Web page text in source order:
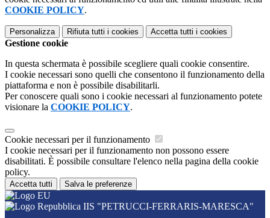
COOKIE POLICY.
Personalizza Rifiuta tutti i cookies Accetta tutti i cookies
Gestione cookie
In questa schermata è possibile scegliere quali cookie consentire.
I cookie necessari sono quelli che consentono il funzionamento della
piattaforma e non è possibile disabilitarli.
Per conoscere quali sono i cookie necessari al funzionamento potete
visionare la COOKIE POLICY.
Cookie necessari per il funzionamento
I cookie necessari per il funzionamento non possono essere
disabilitati. È possibile consultare l'elenco nella pagina della cookie
policy.
Accetta tutti Salva le preferenze
IIS "PETRUCCI-FERRARIS-MARESCA"